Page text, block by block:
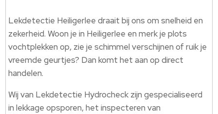
Lekdetectie Heiligerlee draait bij ons om snelheid en
zekerheid. Woon je in Heiligerlee en merk je plots
vochtplekken op, zie je schimmel verschijnen of ruik je
vreemde geurtjes? Dan komt het aan op direct
handelen.
Wij van Lekdetectie Hydrocheck zijn gespecialiseerd
in lekkage opsporen, het inspecteren van